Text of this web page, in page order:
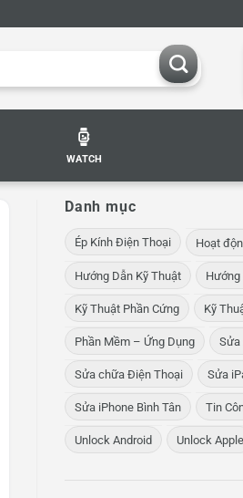
WATCH
Danh mục
Ép Kính Điện Thoại Hoạt
Hướng Dẫn Kỹ Thuật
Kỹ Thuật Phần Cứng Kỹ
Phần Mềm – Ứng Dụng Sửa
Sửa chữa Điện Thoại Sửa
Sửa iPhone Bình Tân Tin
Unlock Android Unlock Apple